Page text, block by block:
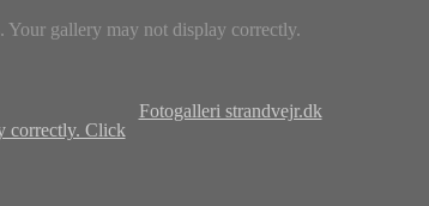
Your gallery may not display correctly.
Fotogalleri strandvejr.dk